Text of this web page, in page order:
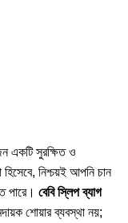
একটি সুরক্ষিত ও
নিশ্চয়ই আপনি চান
পারে। বেবি স্লিপ ব্যাগ
শোয়ার ব্যবস্থা নয়;